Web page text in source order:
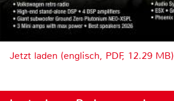
Jetzt laden (englisch, PDF, 12.29 MB)